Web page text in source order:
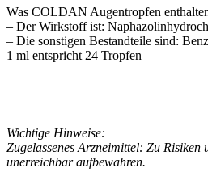
Was COLDAN Augentropfen
– Der Wirkstoff ist:
– Die sonstigen Bestandteile sind:
1 ml entspricht 24 Tropfen
Wichtige Hinweise:
Zugelassenes Arzneimittel: Zu
unerreichbar aufbewahren.